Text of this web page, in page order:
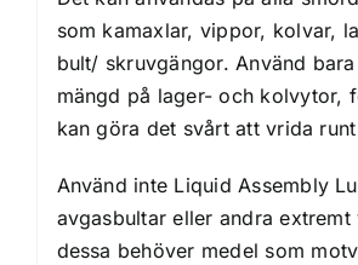
som kamaxlar, vippor, kolvar,
bult/ skruvgängor. Använd
mängd på lager- och kolvytor,
kan göra det svårt att vrida
Använd inte Liquid Assembly
avgasbultar eller andra extremt
dessa behöver medel som